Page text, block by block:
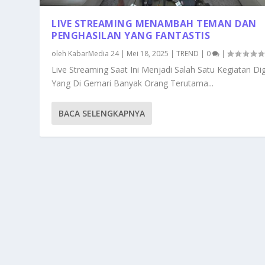
LIVE STREAMING MENAMBAH TEMAN DAN
PENGHASILAN YANG FANTASTIS
oleh KabarMedia 24| Mei 18, 2025 |TREND | 0 |
Live Streaming Saat Ini Menjadi Salah Satu Kegiatan
Yang Di Gemari Banyak Orang Terutama...
BACA SELENGKAPNYA